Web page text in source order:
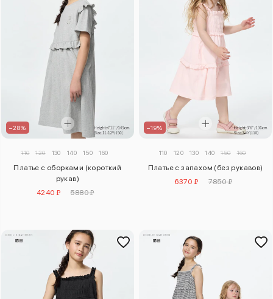
–28%
110 120 130 140 150 160
Платье с оборками (короткий
рукав)
4240 ₽
5880 ₽
–19%
110 120 130 140 150 160
Платье с запахом (без рукавов)
6370 ₽
7850 ₽